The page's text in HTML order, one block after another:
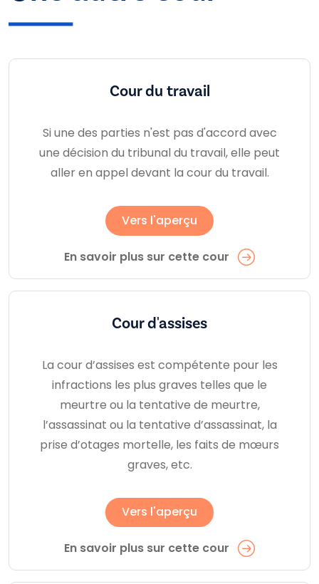
Cour du travail
Si une des parties n'est pas d'accord avec
une décision du tribunal du travail, elle peut
aller en appel devant la cour du travail.
Vers l'aperçu
En savoir plus sur cette cour
Cour d'assises
La cour d’assises est compétente pour les
infractions les plus graves telles que le
meurtre ou la tentative de meurtre,
l’assassinat ou la tentative d’assassinat, la
prise d’otages mortelle, les faits de mœurs
graves, etc.
Vers l'aperçu
En savoir plus sur cette cour